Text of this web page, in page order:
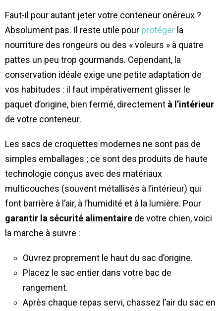
Faut-il pour autant jeter votre conteneur onéreux ?
Absolument pas. Il reste utile pour protéger la
nourriture des rongeurs ou des « voleurs » à quatre
pattes un peu trop gourmands. Cependant, la
conservation idéale exige une petite adaptation de
vos habitudes : il faut impérativement glisser le
paquet d’origine, bien fermé, directement à l’intérieur
de votre conteneur.
Les sacs de croquettes modernes ne sont pas de
simples emballages ; ce sont des produits de haute
technologie conçus avec des matériaux
multicouches (souvent métallisés à l’intérieur) qui
font barrière à l’air, à l’humidité et à la lumière. Pour
garantir la sécurité alimentaire de votre chien, voici
la marche à suivre :
Ouvrez proprement le haut du sac d’origine.
Placez le sac entier dans votre bac de
rangement.
Après chaque repas servi, chassez l’air du sac en